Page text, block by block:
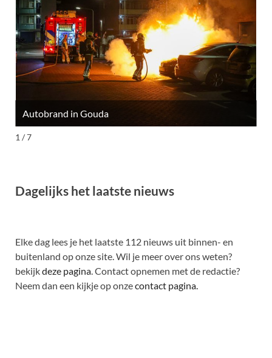
Autobrand in Gouda
1 / 7
Dagelijks het laatste nieuws
Elke dag lees je het laatste 112 nieuws uit binnen- en
buitenland op onze site. Wil je meer over ons weten?
bekijkdeze pagina. Contact opnemen met de redactie?
Neem dan een kijkje op onzecontact pagina.